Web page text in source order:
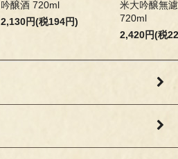
吟醸酒 720ml
2,130円(税194円)
米大吟醸無
720ml
2,420円(税